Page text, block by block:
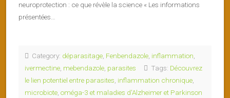
neuroprotection : ce que révèle la science « Les informations
présentées…
Category: déparasitage Fenbendazole inflammation
ivermectine mebendazole parasites Tags: Découvrez
le lien potentiel entre parasites inflammation chronique
microbiote oméga-3 et maladies d'Alzheimer et Parkinson